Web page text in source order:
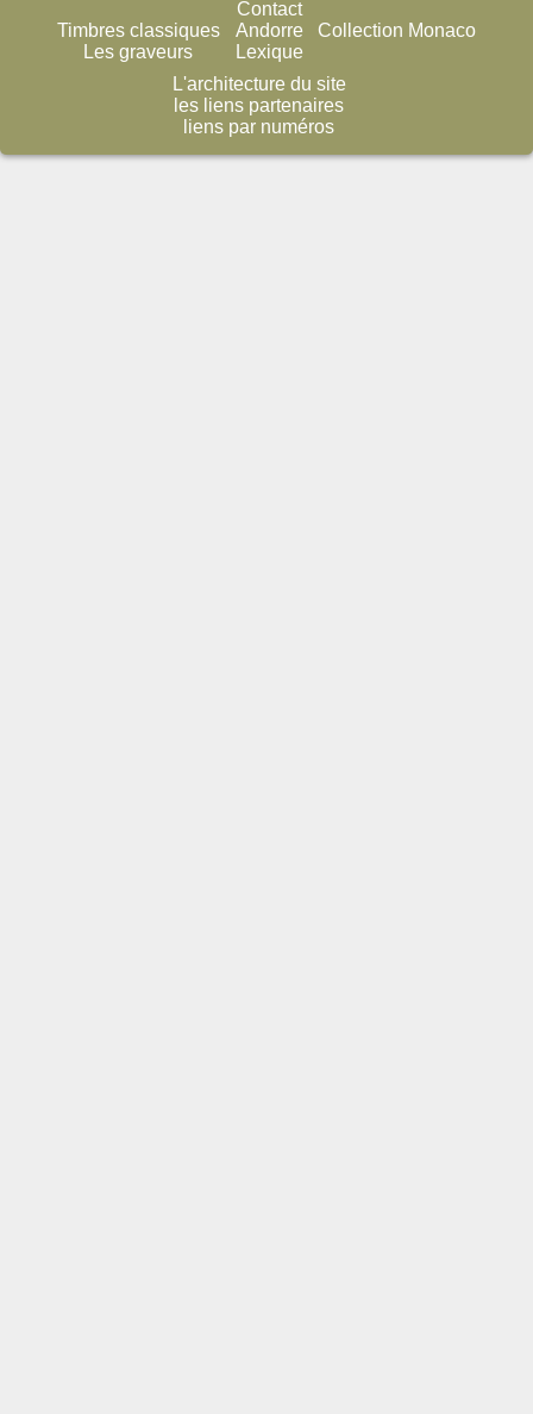
Timbres classiques
Les graveurs
Contact
Andorre
Lexique
Collection Monaco
L'architecture du site
les liens partenaires
liens par numéros